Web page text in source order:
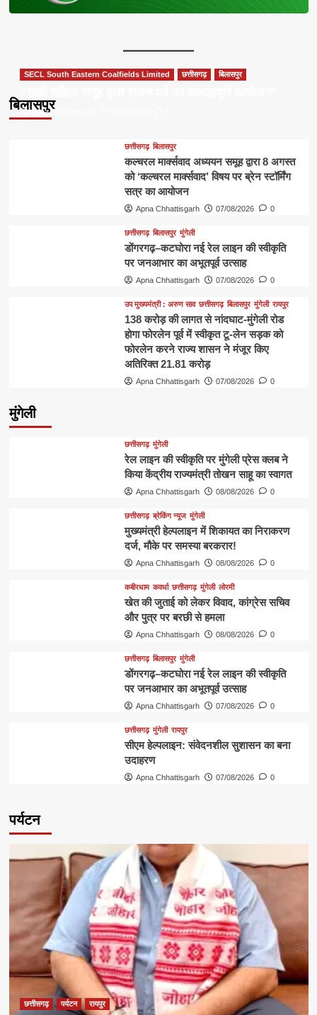
बिलासपुर
SECL South Eastern Coalfields Limited छत्तीसगढ़ बिलासपुर
Apna Chhattisgarh
छत्तीसगढ़ बिलासपुर
कल्चरल मार्क्सवाद अध्ययन समूह द्वारा 8 अगस्त
को ‘कल्चरल मार्क्सवाद’ विषय पर ब्रेन स्टॉर्मिंग
सत्र का आयोजन
Apna Chhattisgarh 07/08/2026 0
छत्तीसगढ़ बिलासपुर मुंगेली
डोंगरगढ़–कटघोरा नई रेल लाइन की स्वीकृति
पर जनआभार का अभूतपूर्व उत्साह
Apna Chhattisgarh 07/08/2026 0
उप मुख्यमंत्री : अरुण साव छत्तीसगढ़ बिलासपुर मुंगेली रायपुर
138 करोड़ की लागत से नांदघाट-मुंगेली रोड
होगा फोरलेन पूर्व में स्वीकृत टू-लेन सड़क को
फोरलेन करने राज्य शासन ने मंजूर किए
अतिरिक्त 21.81 करोड़
Apna Chhattisgarh 07/08/2026 0
मुंगेली
छत्तीसगढ़ मुंगेली
रेल लाइन की स्वीकृति पर मुंगेली प्रेस क्लब ने
किया केंद्रीय राज्यमंत्री तोखन साहू का स्वागत
Apna Chhattisgarh 08/08/2026 0
छत्तीसगढ़ ब्रेकिंग न्यूज मुंगेली
मुख्यमंत्री हेल्पलाइन में शिकायत का निराकरण
दर्ज, मौके पर समस्या बरकरार!
Apna Chhattisgarh 08/08/2026 0
कबीरधाम कवर्धा छत्तीसगढ़ मुंगेली लोरमी
खेत की जुताई को लेकर विवाद, कांग्रेस सचिव
और पुत्र पर बरछी से हमला
Apna Chhattisgarh 08/08/2026 0
छत्तीसगढ़ बिलासपुर मुंगेली
डोंगरगढ़–कटघोरा नई रेल लाइन की स्वीकृति
पर जनआभार का अभूतपूर्व उत्साह
Apna Chhattisgarh 07/08/2026 0
छत्तीसगढ़ मुंगेली रायपुर
सीएम हेल्पलाइन: संवेदनशील सुशासन का बना
उदाहरण
Apna Chhattisgarh 07/08/2026 0
पर्यटन
छत्तीसगढ़ पर्यटन रायपुर